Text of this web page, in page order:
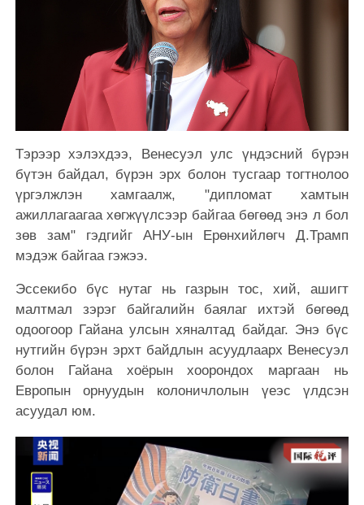
Тэрээр хэлэхдээ, Венесуэл улс үндэсний бүрэн
бүтэн байдал, бүрэн эрх болон тусгаар тогтнолоо
үргэлжлэн хамгаалж, "дипломат хамтын
ажиллагаагаа хөгжүүлсээр байгаа бөгөөд энэ л бол
зөв зам" гэдгийг АНУ-ын Ерөнхийлөгч Д.Трамп
мэдэж байгаа гэжээ.
Эссекибо бүс нутаг нь газрын тос, хий, ашигт
малтмал зэрэг байгалийн баялаг ихтэй бөгөөд
одоогоор Гайана улсын хяналтад байдаг. Энэ бүс
нутгийн бүрэн эрхт байдлын асуудлаарх Венесуэл
болон Гайана хоёрын хоорондох маргаан нь
Европын орнуудын колоничлолын үеэс үлдсэн
асуудал юм.